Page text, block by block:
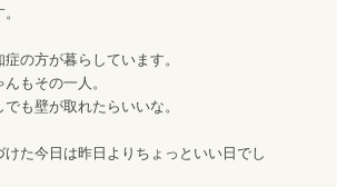
の方が暮らしています。
もその一人。
も壁が取れたらいいな。
けた今日は昨日よりちょっといい日でし